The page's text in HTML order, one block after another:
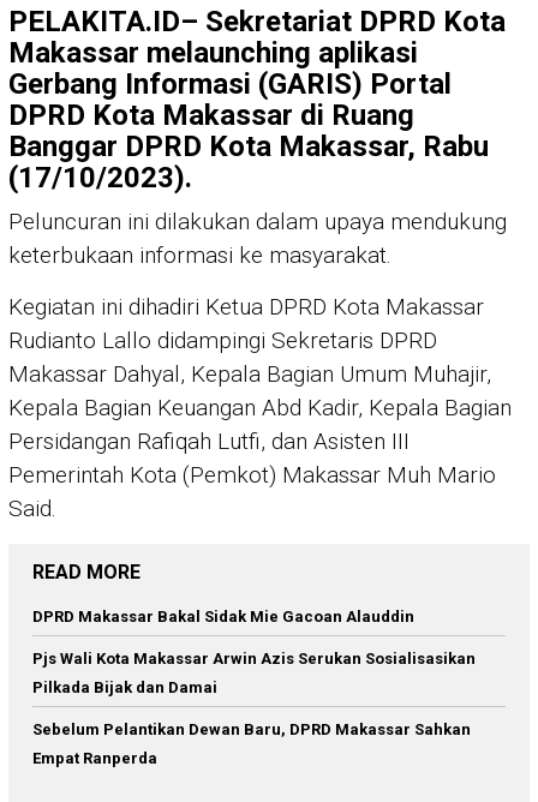
PELAKITA.ID– Sekretariat DPRD Kota
Makassar melaunching aplikasi
Gerbang Informasi (GARIS) Portal
DPRD Kota Makassar di Ruang
Banggar DPRD Kota Makassar, Rabu
(17/10/2023).
Peluncuran ini dilakukan dalam upaya mendukung
keterbukaan informasi ke masyarakat.
Kegiatan ini dihadiri Ketua DPRD Kota Makassar
Rudianto Lallo didampingi Sekretaris DPRD
Makassar Dahyal, Kepala Bagian Umum Muhajir,
Kepala Bagian Keuangan Abd Kadir, Kepala Bagian
Persidangan Rafiqah Lutfi, dan Asisten III
Pemerintah Kota (Pemkot) Makassar Muh Mario
Said.
READ MORE
DPRD Makassar Bakal Sidak Mie Gacoan Alauddin
Pjs Wali Kota Makassar Arwin Azis Serukan Sosialisasikan
Pilkada Bijak dan Damai
Sebelum Pelantikan Dewan Baru, DPRD Makassar Sahkan
Empat Ranperda